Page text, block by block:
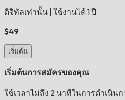
ดิจิทัลเท่านั้น ใช้งานได้ 1 ปี
$49
เริ่มต้น
เริ่มต้นการสมัครของคุณ
ใช้เวลาไม่ถึง 2 นาทีในการดำเนินก